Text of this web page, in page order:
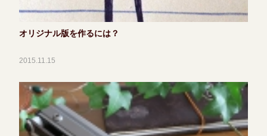
オリジナル版を作るには？
2015.11.15